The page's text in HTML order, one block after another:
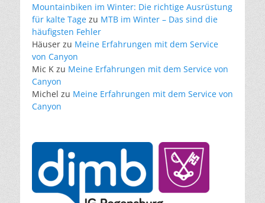
Mountainbiken im Winter: Die richtige Ausrüstung
für kalte Tage zu MTB im Winter – Das sind die
häufigsten Fehler
Häuser zu Meine Erfahrungen mit dem Service
von Canyon
Mic K zu Meine Erfahrungen mit dem Service von
Canyon
Michel zu Meine Erfahrungen mit dem Service von
Canyon